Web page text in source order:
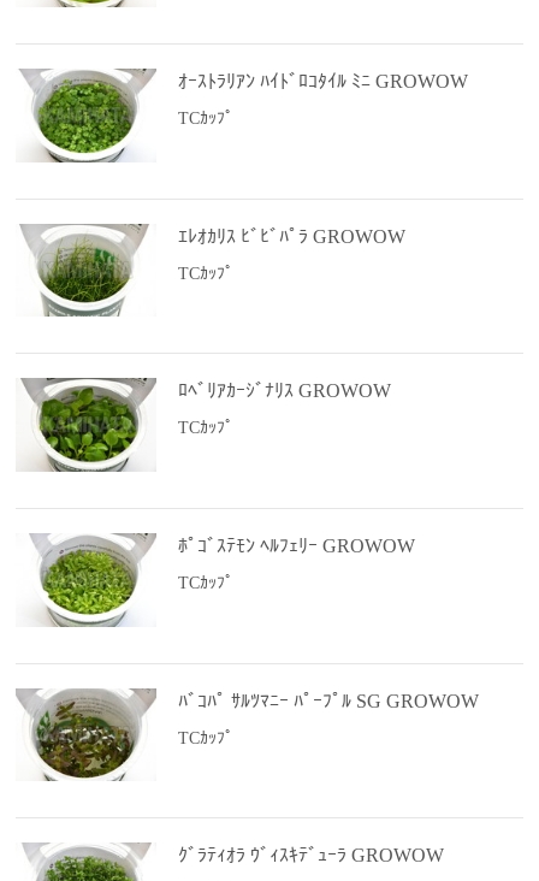
ｵｰｽﾄﾗﾘｱﾝ ﾊｲﾄﾞﾛｺﾀｲﾙ ﾐﾆ GROWOW
TCｶｯﾌﾟ
ｴﾚｵｶﾘｽ ﾋﾞﾋﾞﾊﾟﾗ GROWOW
TCｶｯﾌﾟ
ﾛﾍﾞﾘｱｶｰｼﾞﾅﾘｽ GROWOW
TCｶｯﾌﾟ
ﾎﾟｺﾞｽﾃﾓﾝ ﾍﾙﾌｪﾘｰ GROWOW
TCｶｯﾌﾟ
ﾊﾞｺﾊﾟ ｻﾙﾂﾏﾆｰ ﾊﾟｰﾌﾟﾙ SG GROWOW
TCｶｯﾌﾟ
ｸﾞﾗﾃｨｵﾗ ｳﾞｨｽｷﾃﾞｭｰﾗ GROWOW